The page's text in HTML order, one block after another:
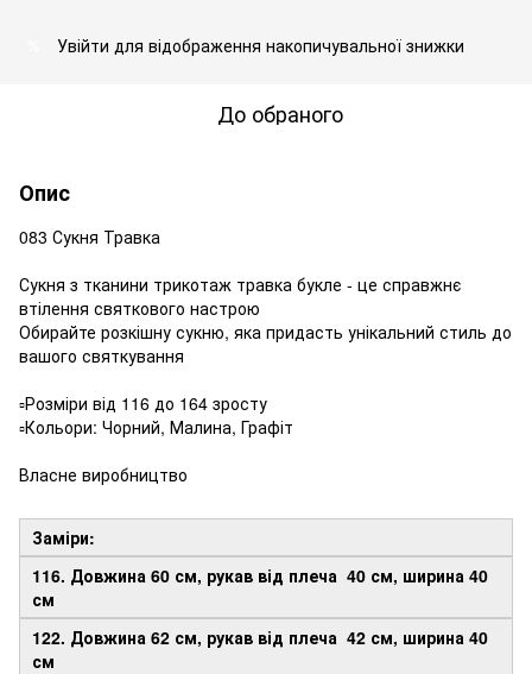
Увійти для відображення накопичувальної знижки
До обраного
Опис
083 Сукня Травка
Сукня з тканини трикотаж травка букле - це справжнє
втілення святкового настрою
Обирайте розкішну сукню, яка придасть унікальний стиль до
вашого святкування
▫️Розміри від 116 до 164 зросту
▫️Кольори: Чорний, Малина, Графіт
Власне виробництво
Заміри:
116. Довжина 60 см, рукав від плеча 40 см, ширина 40
см
122. Довжина 62 см, рукав від плеча 42 см, ширина 40
см